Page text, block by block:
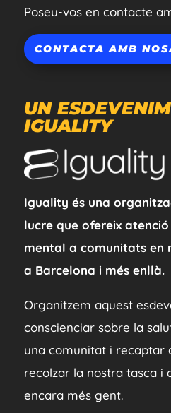
Poseu-vos en contacte
CONTACTA AMB
UN
IGUALITY
Iguality és una
lucre que ofereix
mental a comunitats en
a Barcelona i més enllà.
Organitzem aquest
conscienciar sobre la
una comunitat i recaptar
recolzar la nostra tasca i
encara més gent.